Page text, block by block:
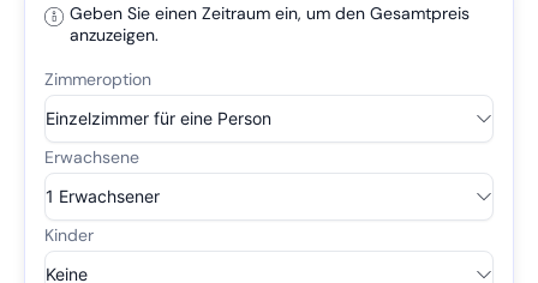
Geben Sie einen Zeitraum ein, um den Gesamtpreis
anzuzeigen.